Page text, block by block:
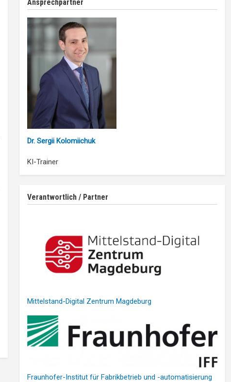
Ansprechpartner
Dr. Sergii Kolomiichuk
KI-Trainer
Verantwortlich / Partner
Mittelstand-Digital Zentrum Magdeburg
Fraunhofer-Institut für Fabrikbetrieb und -automatisierung